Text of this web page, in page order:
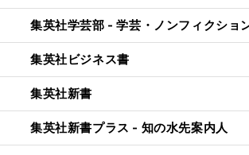
集英社学芸部 - 学芸・ノンフィクショ
集英社ビジネス書
集英社新書
集英社新書プラス - 知の水先案内人